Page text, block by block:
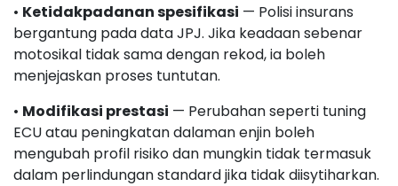
• Ketidakpadanan spesifikasi — Polisi insurans
bergantung pada data JPJ. Jika keadaan sebenar
motosikal tidak sama dengan rekod, ia boleh
menjejaskan proses tuntutan.
• Modifikasi prestasi — Perubahan seperti tuning
ECU atau peningkatan dalaman enjin boleh
mengubah profil risiko dan mungkin tidak termasuk
dalam perlindungan standard jika tidak diisytiharkan.